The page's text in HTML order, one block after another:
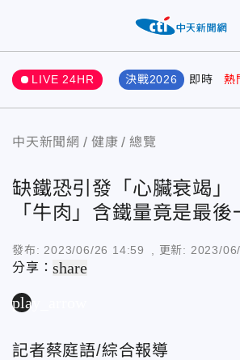
LIVE 24HR 決戰2026 即時 熱
中天新聞網 健康 總覽
缺鐵恐引發「心臟衰竭」
「牛肉」含鐵量竟是最後
發布: 2023/06/26 14:59 , 更新: 2023/
分享：share
play_arrow
記者蔡庭語/綜合報導